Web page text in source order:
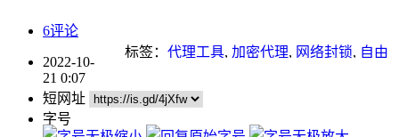
6评论
标签： 代理工具, 加密代理, 网络封锁, 自由
2022-10-
21 0:07
短网址
字号